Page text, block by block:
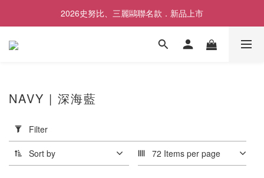
歡慶SNOOPY生日❤限時1件免運
2026史努比、三麗鷗聯名款．新品上市
歡慶SNOOPY生日❤限時1件免運
Filter
(0/20)
NAVY | 深海藍
Filter
Sort by 72 Items per page